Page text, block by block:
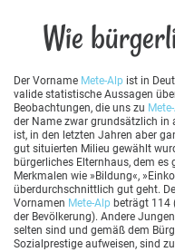
Wie
Der Vorname Mete-Alp ist in
valide statistische Aussagen
Beobachtungen, die uns zu
der Name zwar grundsätzlich in
ist, in den letzten Jahren aber
gut situierten Milieu gewählt
bürgerliches Elternhaus, dem
Merkmalen wie »Bildung«,
überdurchschnittlich gut geht.
Vornamen Mete-Alp beträgt 114
der Bevölkerung). Andere
selten sind und gemäß dem
Sozialprestige aufweisen, sind